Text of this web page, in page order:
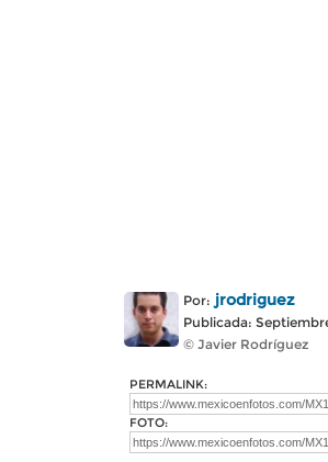
Por: jrodriguez
Publicada:
© Javier Rodríguez
PERMALINK:
FOTO: